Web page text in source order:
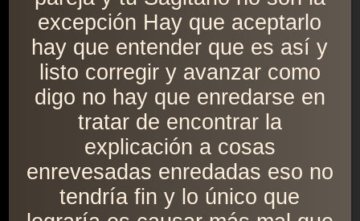
excepción Hay que aceptarlo
hay que entender que es así y
listo corregir y avanzar como
digo no hay que enredarse en
tratar de encontrar la
explicación a cosas
enrevesadas enredadas eso no
tendría fin y lo único que